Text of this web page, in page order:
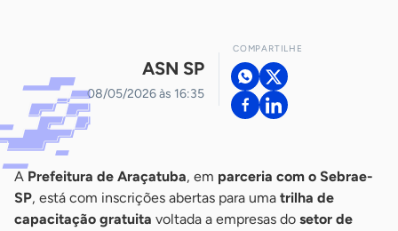
ASN SP
08/05/2026 às 16:35
COMPARTILHE
A Prefeitura de Araçatuba, em parceria com o Sebrae-
SP, está com inscrições abertas para uma trilha de
capacitação gratuita voltada a empresas do setor de